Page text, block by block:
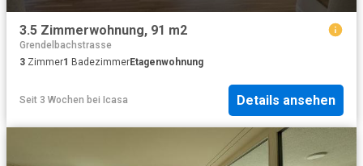
3.5 Zimmerwohnung, 91 m2
Grendelbachstrasse
3 Zimmer1 BadezimmerEtagenwohnung
Seit 3 Wochen bei Icasa Details ansehen